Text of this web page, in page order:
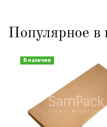
Популярное в
В наличии